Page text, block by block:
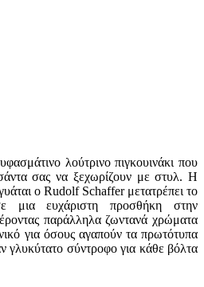
λούτρινο πιγκουινάκι που
σας να ξεχωρίζουν με στυλ. Η
ο Rudolf Schaffer μετατρέπει το
μια ευχάριστη προσθήκη στην
παράλληλα ζωντανά χρώματα
για όσους αγαπούν τα πρωτότυπα
γλυκύτατο σύντροφο για κάθε βόλτα